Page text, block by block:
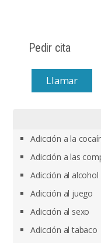
Pedir cita
Llamar
Adicción a la
Adicción a las
Adicción al alcohol
Adicción al juego
Adicción al sexo
Adicción al tabaco